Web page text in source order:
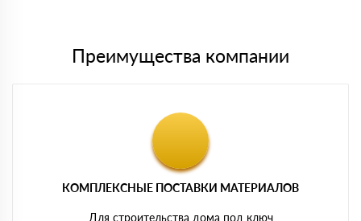
Преимущества компании
КОМПЛЕКСНЫЕ ПОСТАВКИ МАТЕРИАЛОВ
Для строительства дома под ключ